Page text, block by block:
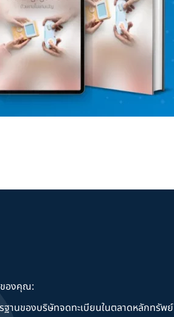
ของคุณ:
านของบริษัทจดทะเบียนในตลาดหลักทรัพย์